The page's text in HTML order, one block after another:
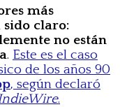
más
sido claro:
no están
. Este es el caso
de los años 90
, según declaró
.